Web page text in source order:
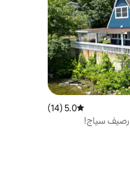
متوسط التقييم 5.0 من 5، 14 مراجعات
5.0 (14)
سياج!